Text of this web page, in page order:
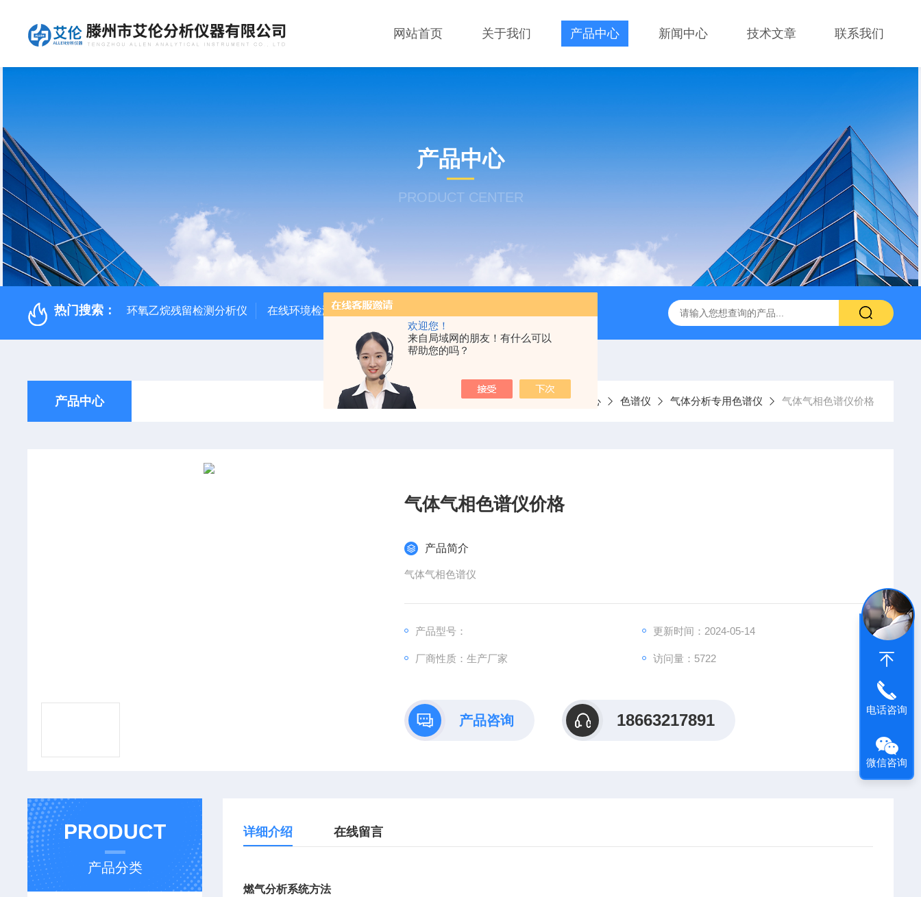
欢迎您！
来自局域网的朋友！有什么可以
帮助您的吗？
网站首页 关于我们 产品中心 新闻中心 技术文章 联系我们
产品中心
PRODUCT CENTER
热门搜索： 环氧乙烷残留检测分析仪 在线环境检测VOC色谱仪 WS-2000水分测出厂报价 分析色谱仪 青岛水分测定仪
产品中心 当前位置：首页 产品中心 色谱仪 气体分析专用色谱仪 气体气相色谱仪价格
气体气相色谱仪价格
产品简介
气体气相色谱仪
产品型号： 更新时间：2024-05-14
厂商性质：生产厂家 访问量：5722
产品咨询 18663217891
PRODUCT
产品分类
详细介绍 在线留言
燃气分析系统方法
电话咨询
微信咨询